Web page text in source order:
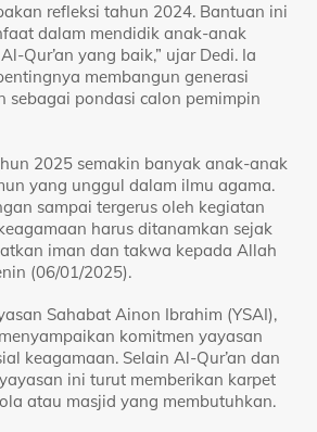
refleksi tahun 2024. Bantuan ini
dalam mendidik anak-anak
Qur’an yang baik,” ujar Dedi. Ia
membangun generasi
sebagai pondasi calon pemimpin
2025 semakin banyak anak-anak
yang unggul dalam ilmu agama.
sampai tergerus oleh kegiatan
harus ditanamkan sejak
iman dan takwa kepada Allah
(06/01/2025).
Sahabat Ainon Ibrahim (YSAI),
komitmen yayasan
keagamaan. Selain Al-Qur’an dan
ini turut memberikan karpet
atau masjid yang membutuhkan.